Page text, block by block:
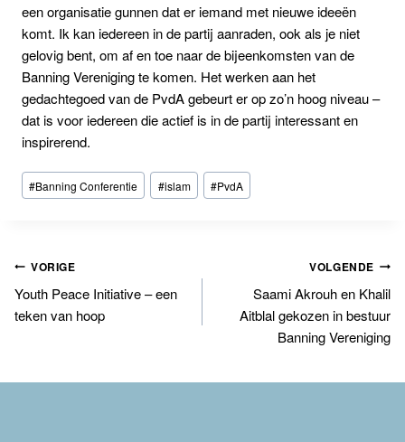
een organisatie gunnen dat er iemand met nieuwe ideeën
komt. Ik kan iedereen in de partij aanraden, ook als je niet
gelovig bent, om af en toe naar de bijeenkomsten van de
Banning Vereniging te komen. Het werken aan het
gedachtegoed van de PvdA gebeurt er op zo’n hoog niveau –
dat is voor iedereen die actief is in de partij interessant en
inspirerend.
Bericht
tags:
#Banning Conferentie #islam #PvdA
Bericht
navigatie
VORIGE
Youth Peace Initiative – een
teken van hoop
VOLGENDE
Saami Akrouh en Khalil
Aitblal gekozen in bestuur
Banning Vereniging